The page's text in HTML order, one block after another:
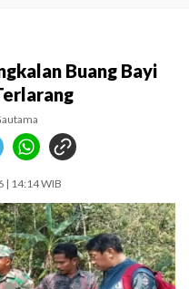
Buang Bayi
| 14:14 WIB